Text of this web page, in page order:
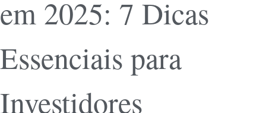
em 2025: 7 Dicas
Essenciais para
Investidores